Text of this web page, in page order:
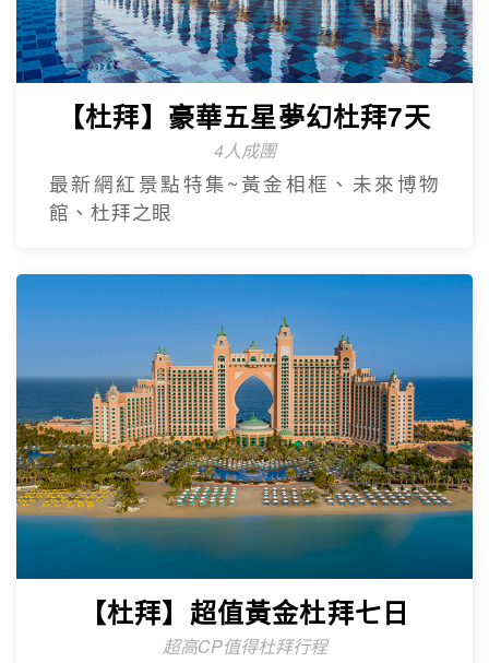
【杜拜】豪華五星夢幻杜拜7天
4人成團
最新網紅景點特集~黃金相框、未來博物
館、杜拜之眼
【杜拜】超值黃金杜拜七日
超高CP值得杜拜行程